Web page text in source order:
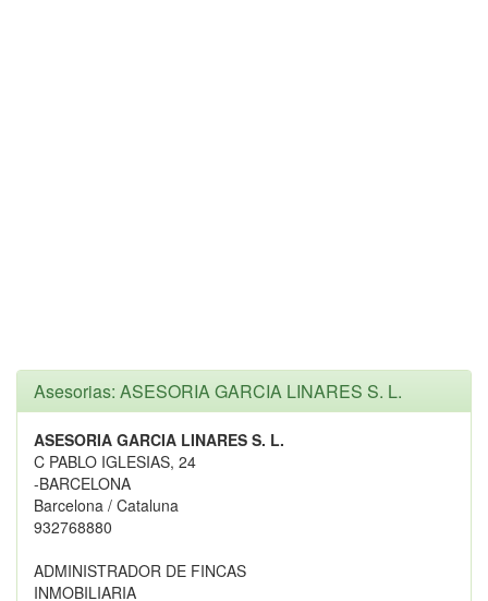
Asesorias: ASESORIA GARCIA LINARES S. L.
ASESORIA GARCIA LINARES S. L.
C PABLO IGLESIAS, 24
-BARCELONA
Barcelona / Cataluna
932768880
ADMINISTRADOR DE FINCAS
INMOBILIARIA